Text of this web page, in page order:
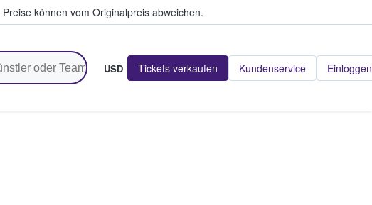
Preise können vom Originalpreis abweichen.
USD Tickets verkaufen Kundenservice Einloggen